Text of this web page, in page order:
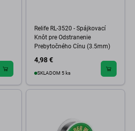
Relife RL-3520 - Spájkovací
Knôt pre Odstranenie
Prebytočného Cínu (3.5mm)
4,98 €
SKLADOM 5 ks